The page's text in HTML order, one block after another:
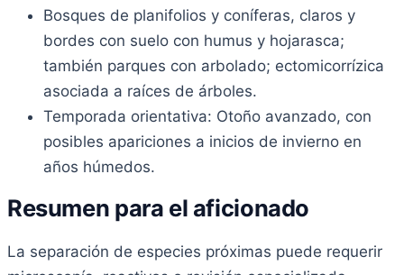
Bosques de planifolios y coníferas, claros y
bordes con suelo con humus y hojarasca;
también parques con arbolado; ectomicorrízica
asociada a raíces de árboles.
Temporada orientativa: Otoño avanzado, con
posibles apariciones a inicios de invierno en
años húmedos.
Resumen para el aficionado
La separación de especies próximas puede requerir